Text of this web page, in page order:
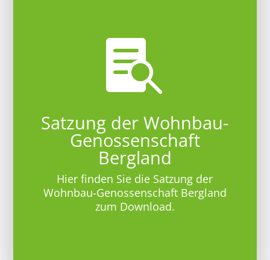

Satzung der Wohnbau-
Genossenschaft
Bergland
Hier finden Sie die Satzung der
Wohnbau-Genossenschaft Bergland
zum Download.